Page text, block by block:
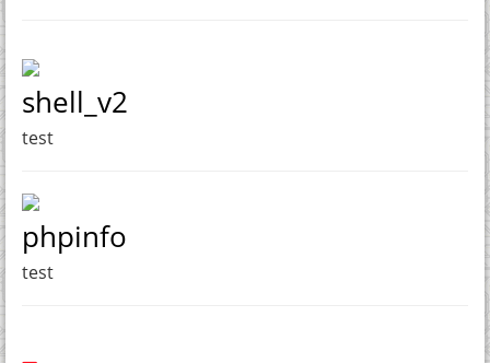
shell_v2
test
phpinfo
test